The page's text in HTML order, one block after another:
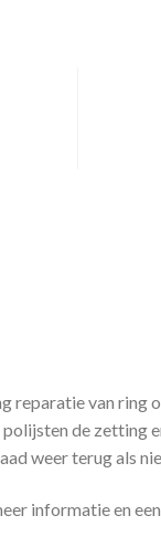
reparatie van ring
de zetting
weer terug als
informatie en